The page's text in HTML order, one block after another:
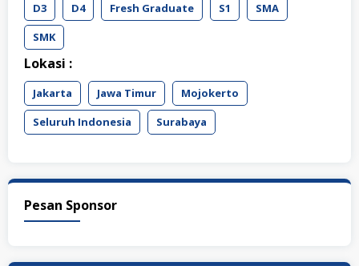
D3 D4 Fresh Graduate S1
SMA
SMK
Lokasi :
Jakarta Jawa Timur
Mojokerto
Seluruh Indonesia
Surabaya
Pesan Sponsor